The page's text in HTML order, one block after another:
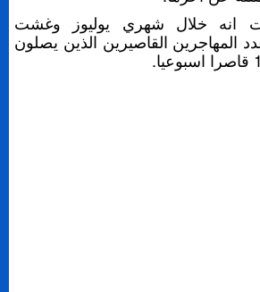
انه خلال شهري يوليوز وغشت
المهاجرين القاصيرين الذين يصلون